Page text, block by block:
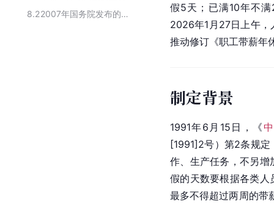
8.2
2007年国务院发布的行政法规
假5天；已满10年不
2026年1月27日上午，
推动修订《职工带薪年
制定背景
1991年6月15日，《
[1991]2号）第2条规定
作、生产任务，不另增
假的天数要根据各类人
最多不得超过两周的带